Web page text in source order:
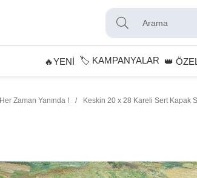
🔥YENİ 🏷️ KAMPANYALAR 👑
Her Zaman Yanında ! Keskin 20 x 28 Kareli Sert Kapak